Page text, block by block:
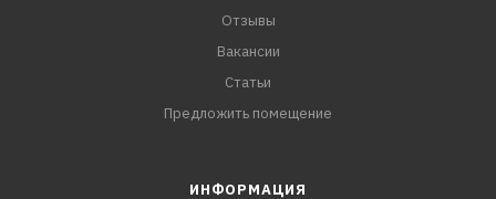
Отзывы
Вакансии
Статьи
Предложить помещение
ИНФОРМАЦИЯ